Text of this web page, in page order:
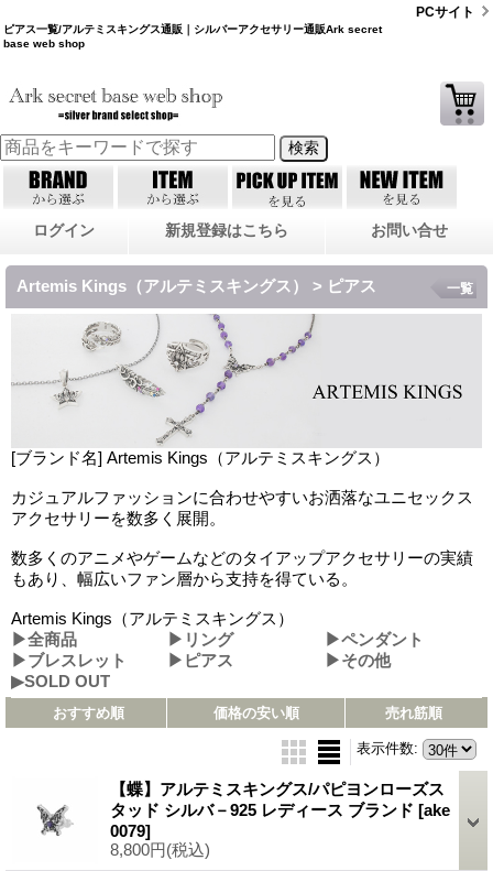
ピアス一覧/アルテミスキングス通販｜シルバーアクセサリー通販Ark secret
base web shop
PCサイト
ログイン 新規登録はこちら お問い合せ
Artemis Kings（アルテミスキングス） > ピアス
[ブランド名] Artemis Kings（アルテミスキングス）
カジュアルファッションに合わせやすいお洒落なユニセックス
アクセサリーを数多く展開。
数多くのアニメやゲームなどのタイアップアクセサリーの実績
もあり、幅広いファン層から支持を得ている。
Artemis Kings（アルテミスキングス）
▶全商品
▶リング
▶ペンダント
▶ブレスレット
▶ピアス
▶その他
▶SOLD OUT
一覧
おすすめ順 価格の安い順 売れ筋順
表示件数:
【蝶】アルテミスキングス/パピヨンローズス
タッド シルバ－925 レディース ブランド [ake
0079]
8,800円(税込)